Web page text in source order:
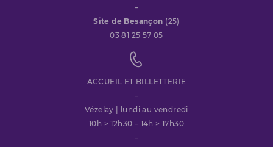
–
Site de Besançon (25)
03 81 25 57 05
ACCUEIL ET BILLETTERIE
–
Vézelay | lundi au vendredi
10h > 12h30 – 14h > 17h30
–